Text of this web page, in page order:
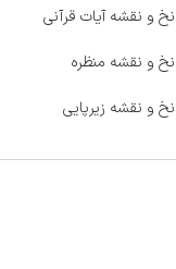
نخ و نقشه آیات قرآنی
نخ و نقشه منظره
نخ و نقشه زیرپایی